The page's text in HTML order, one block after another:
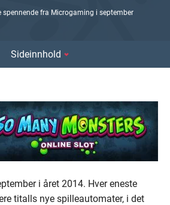
spennende fra Microgaming i september
Sideinnhold
i året 2014. Hver eneste
titalls nye spilleautomater, i det